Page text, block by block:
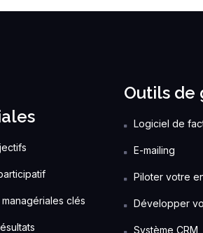
clés
Outils de
Logiciel de
E-mailing
Piloter votre
Développer
Système CRM